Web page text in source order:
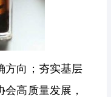
方向；夯实基层
高质量发展，